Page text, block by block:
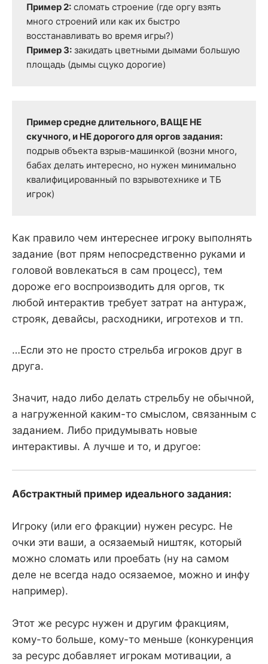
Пример 2: сломать строение (где оргу взять
много строений или как их быстро
Пример 3: закидать цветными дымами большую
площадь (дымы сцуко дорогие)
Пример средне длительного, ВАЩЕ НЕ
подрыв объекта взрыв-машинкой (возни много,
бабах делать интересно, но нужен минимально
квалифицированный по взрывотехнике и ТБ
игрок)
Как правило чем интереснее игроку выполнять
задание (вот прям непосредственно руками и
головой вовлекаться в сам процесс), тем
дороже его воспроизводить для оргов, тк
любой интерактив требует затрат на антураж,
строяк, девайсы, расходники, игротехов и тп.
…Если это не просто стрельба игроков друг в
друга.
Значит, надо либо делать стрельбу не обычной,
а нагруженной каким-то смыслом, связанным с
заданием. Либо придумывать новые
интерактивы. А лучше и то, и другое:
Абстрактный пример идеального задания:
Игроку (или его фракции) нужен ресурс. Не
очки эти ваши, а осязаемый ништяк, который
можно сломать или проебать (ну на самом
деле не всегда надо осязаемое, можно и инфу
например).
Этот же ресурс нужен и другим фракциям,
кому-то больше, кому-то меньше (конкуренция
за ресурс добавляет игрокам мотивации, а